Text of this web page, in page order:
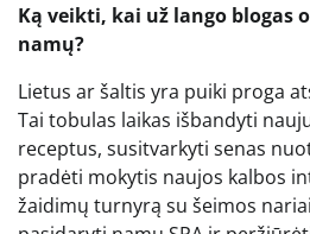
Ką veikti, kai už lango blogas
namų?
Lietus ar šaltis yra puiki proga
Tai tobulas laikas išbandyti
receptus, susitvarkyti senas
pradėti mokytis naujos kalbos
žaidimų turnyrą su šeimos